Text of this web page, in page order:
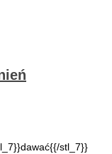
stl_7}}